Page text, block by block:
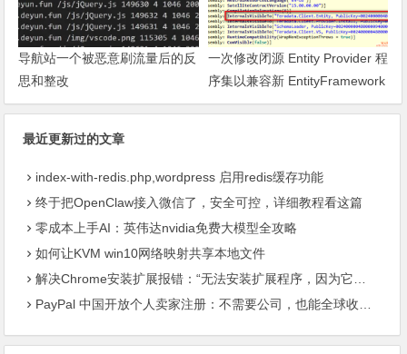
导航站一个被恶意刷流量后的反
思和整改
一次修改闭源 Entity Provider 程
序集以兼容新 EntityFramework
的过程
最近更新过的文章
index-with-redis.php,wordpress 启用redis缓存功能
终于把OpenClaw接入微信了，安全可控，详细教程看这篇
零成本上手AI：英伟达nvidia免费大模型全攻略
如何让KVM win10网络映射共享本地文件
解决Chrome安装扩展报错：“无法安装扩展程序，因为它使用了不受支持的清单版本“
PayPal 中国开放个人卖家注册：不需要公司，也能全球收款了